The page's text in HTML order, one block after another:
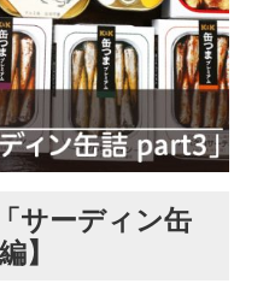
サーディン缶
】